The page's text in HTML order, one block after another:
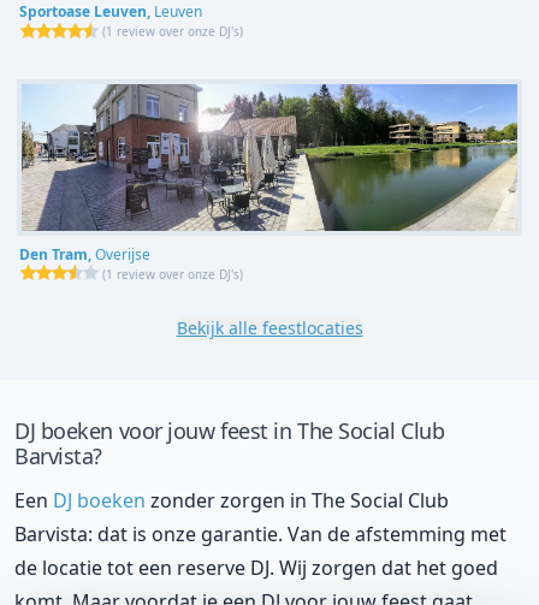
Sportoase Leuven, Leuven
(1 review over onze DJ's)
Den Tram,Overijse
(1 review over onze DJ's)
Bekijk alle feestlocaties
DJ boeken voor jouw feest in The Social Club
Barvista?
Een DJ boeken zonder zorgen in The Social Club
Barvista: dat is onze garantie. Van de afstemming met
de locatie tot een reserve DJ. Wij zorgen dat het goed